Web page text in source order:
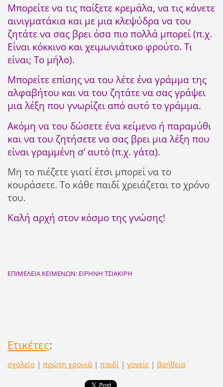
Μπορείτε να τις παίξετε κρεμάλα, να τις κάνετε
αινιγματάκια και με μια κλεψύδρα να του
ζητάτε να σας βρει όσα πιο πολλά μπορεί (π.χ.
Είναι κόκκινο και χειμωνιάτικο φρούτο. Τι
είναι; Το μήλο).
Μπορείτε επίσης να του λέτε ένα γράμμα της
αλφαβήτου και να του ζητάτε να σας γράψει
μια λέξη που γνωρίζει από αυτό το γράμμα.
Ακόμη να του δώσετε ένα κείμενο ή παραμύθι
και να του ζητήσετε να σας βρει μια λέξη που
είναι γραμμένη σ’ αυτό (π.χ. γάτα).
Μη το πιέζετε γιατί έτσι μπορεί να το
κουράσετε. Το κάθε παιδί χρειάζεται το χρόνο
του.
Καλή αρχή στον κόσμο της γνώσης!
ΕΠΙΜΕΛΕΙΑ ΚΕΙΜΕΝΩΝ: ΕΙΡΗΝΗ ΤΣΙΑΚΙΡΗ
Ετικέτες:
σχολείο | πρώτη χρονιά | παιδί | γονείς | βοήθεια